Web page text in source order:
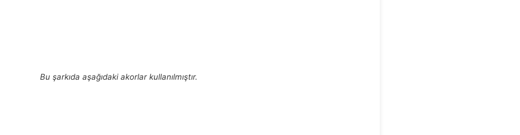
Bu şarkıda aşağıdaki akorlar kullanılmıştır.